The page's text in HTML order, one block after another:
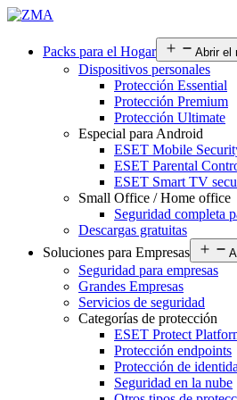
Packs para el Hogar Abrir el
Dispositivos personales
Protección Essential
Protección Premium
Protección Ultimate
Especial para Android
ESET Mobile
ESET Parental
ESET Smart TV
Small Office / Home office
Seguridad completa
Descargas gratuitas
Soluciones para Empresas
Seguridad para empresas
Grandes Empresas
Servicios de seguridad
Categorías de protección
ESET Protect
Protección endpoints
Protección de
Seguridad en la nube